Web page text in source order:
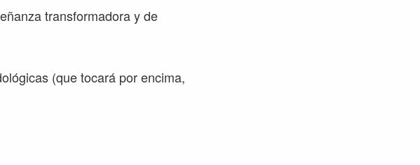
transformadora y de
(que tocará por encima,